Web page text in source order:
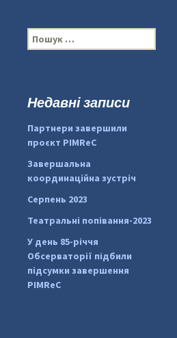
#PipIvanToday
pimrec_project
П
о
:Недавні записи
Партнери завершили
проєкт PIMReC
Завершальна
координаційна зустріч
Серпень 2023
Театральні попівання-2023
У день 85-річчя
Обсерваторії підбили
підсумки завершення
PIMReC